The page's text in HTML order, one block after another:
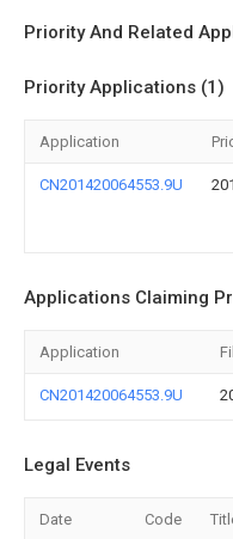
Priority And Related
Priority Applications (1)
Application
CN201420064553.9U
Applications Claiming
Application
CN201420064553.9U
Legal Events
Date Code